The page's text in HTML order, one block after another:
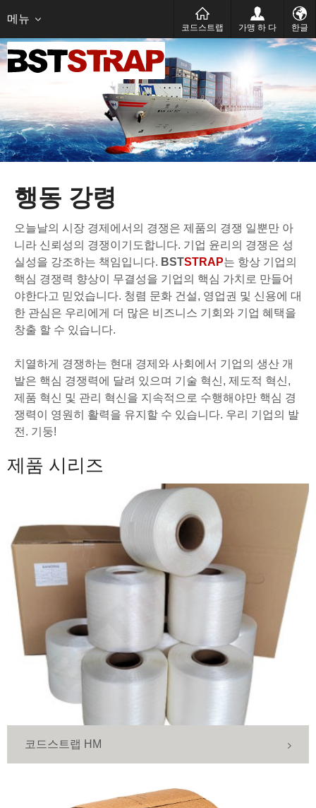
메뉴
코드스트랩 가맹 하 다 한글
행동 강령
오늘날의 시장 경제에서의 경쟁은 제품의 경쟁 일뿐만 아
니라 신뢰성의 경쟁이기도합니다. 기업 윤리의 경쟁은 성
실성을 강조하는 책임입니다. BSTSTRAP는 항상 기업의
핵심 경쟁력 향상이 무결성을 기업의 핵심 가치로 만들어
야한다고 믿었습니다. 청렴 문화 건설, 영업권 및 신용에 대
한 관심은 우리에게 더 많은 비즈니스 기회와 기업 혜택을
창출 할 수 있습니다.
치열하게 경쟁하는 현대 경제와 사회에서 기업의 생산 개
발은 핵심 경쟁력에 달려 있으며 기술 혁신, 제도적 혁신,
제품 혁신 및 관리 혁신을 지속적으로 수행해야만 핵심 경
쟁력이 영원히 활력을 유지할 수 있습니다. 우리 기업의 발
전. 기둥!
제품 시리즈
코드스트랩 HM